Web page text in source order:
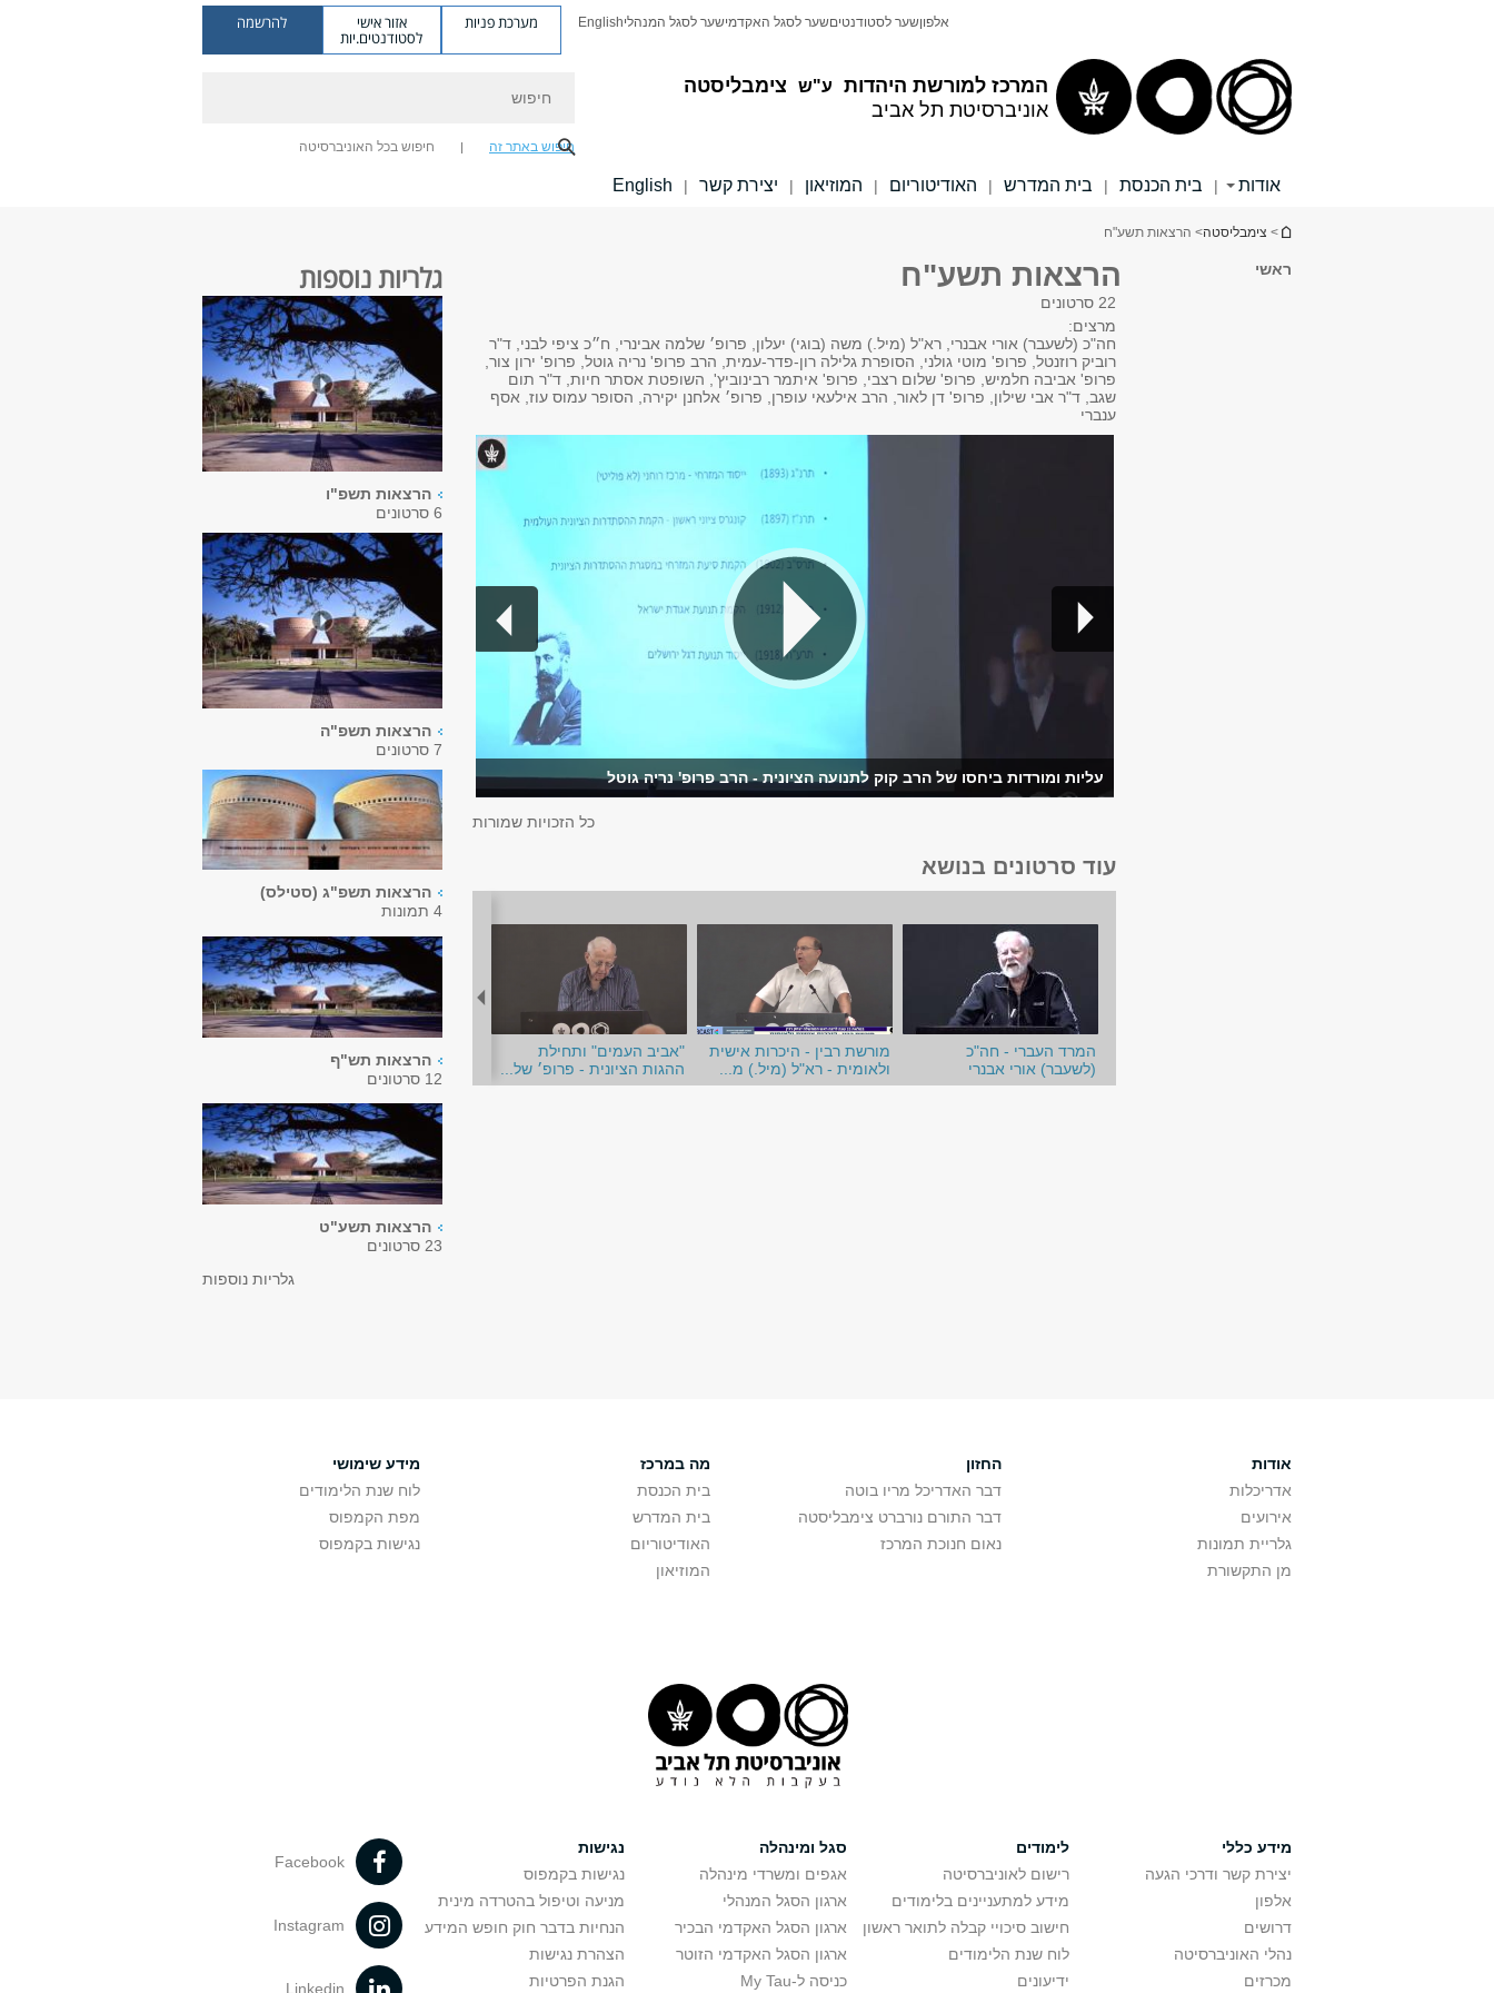
המרכז למורשת היהדות ע"ש
צימבליסטה
אוניברסיטת תל אביב
אלפוןשער לסטודנטיםשער לסגל האקדמישער לסגל המנהליEnglish מערכת פניות אזור אישי
לסטודנטים.יות
להרשמה
חיפוש באתר זה חיפוש בכל האוניברסיטה
אודות | בית הכנסת | בית המדרש | האודיטוריום | המוזיאון | יצירת קשר |
English
הינך נמצא כאן
> צימבליסטה> הרצאות תשע"ח
ראשי הרצאות תשע"ח גלריות נוספות
הרצאות תשפ"ו
6 סרטונים
הרצאות תשפ"ה
7 סרטונים
הרצאות תשפ"ג (סטילס)
4 תמונות
הרצאות תש"ף
12 סרטונים
הרצאות תשע"ט
23 סרטונים
גלריות נוספות
22 סרטונים
מרצים:
חה"כ (לשעבר) אורי אבנרי, רא"ל (מיל.) משה (בוגי) יעלון, פרופ׳ שלמה אבינרי, ח״כ ציפי לבני, ד"ר
רוביק רוזנטל, פרופ' מוטי גולני, הסופרת גלילה רון-פדר-עמית, הרב פרופ' נריה גוטל, פרופ' ירון צור,
פרופ' אביבה חלמיש, פרופ' שלום רצבי, פרופ' איתמר רבינוביץ', השופטת אסתר חיות, ד"ר תום
שגב, ד"ר אבי שילון, פרופ' דן לאור, הרב אילעאי עופרן, פרופ׳ אלחנן יקירה, הסופר עמוס עוז, אסף
ענברי
עליות ומורדות ביחסו של הרב קוק לתנועה הציונית - הרב פרופ' נריה גוטל
כל הזכויות שמורות
עוד סרטונים בנושא
המרד העברי - חה"כ
(לשעבר) אורי אבנרי
מורשת רבין - היכרות אישית
ולאומית - רא"ל (מיל.) מ...
"אביב העמים" ותחילת
ההגות הציונית - פרופ׳ של...
אודות
אדריכלות
אירועים
גלריית תמונות
מן התקשורת
החזון
דבר האדריכל מריו בוטה
דבר התורם נורברט צימבליסטה
נאום חנוכת המרכז
מה במרכז
בית הכנסת
בית המדרש
האודיטוריום
המוזיאון
מידע שימושי
לוח שנת הלימודים
מפת הקמפוס
נגישות בקמפוס
מידע כללי
יצירת קשר ודרכי הגעה
אלפון
דרושים
נהלי האוניברסיטה
מכרזים
לימודים
רישום לאוניברסיטה
מידע למתעניינים בלימודים
חישוב סיכויי קבלה לתואר ראשון
לוח שנת הלימודים
ידיעונים
סגל ומינהלה
אגפים ומשרדי מינהלה
ארגון הסגל המנהלי
ארגון הסגל האקדמי הבכיר
ארגון הסגל האקדמי הזוטר
כניסה ל-My Tau
נגישות
נגישות בקמפוס
מניעה וטיפול בהטרדה מינית
הנחיות בדבר חוק חופש המידע
הצהרת נגישות
הגנת הפרטיות
Facebook
Instagram
Linkedin